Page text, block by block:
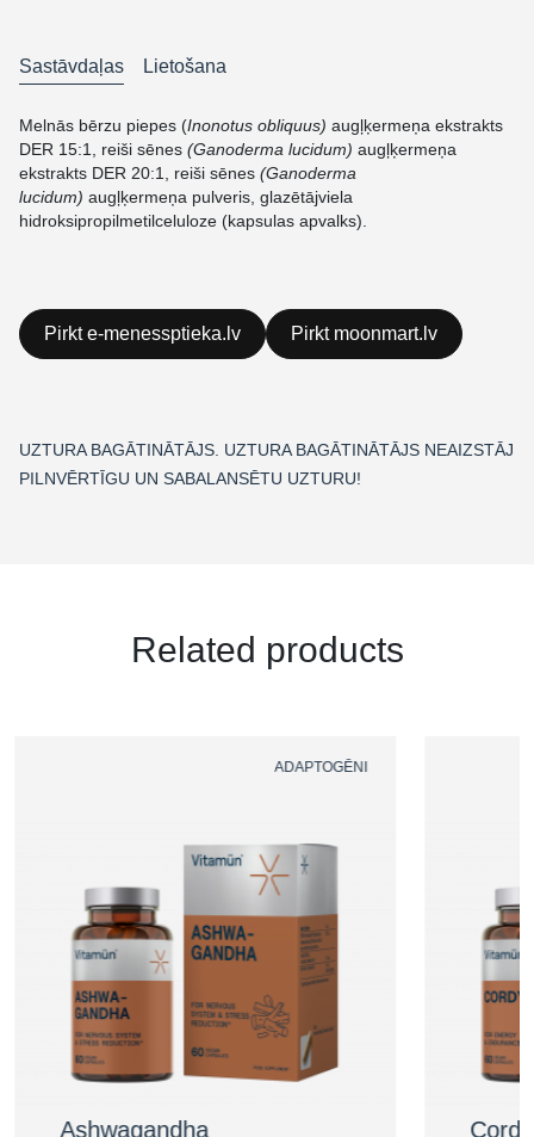
Sastāvdaļas Lietošana
Melnās bērzu piepes (Inonotus obliquus) augļķermeņa ekstrakts
DER 15:1, reiši sēnes (Ganoderma lucidum) augļķermeņa
ekstrakts DER 20:1, reiši sēnes (Ganoderma
lucidum) augļķermeņa pulveris, glazētājviela
hidroksipropilmetilceluloze (kapsulas apvalks).
Pirkt e-menessptieka.lv Pirkt moonmart.lv
UZTURA BAGĀTINĀTĀJS. UZTURA BAGĀTINĀTĀJS NEAIZSTĀJ
PILNVĒRTĪGU UN SABALANSĒTU UZTURU!
Related products
ADAPTOGĒNI
Ashwagandha